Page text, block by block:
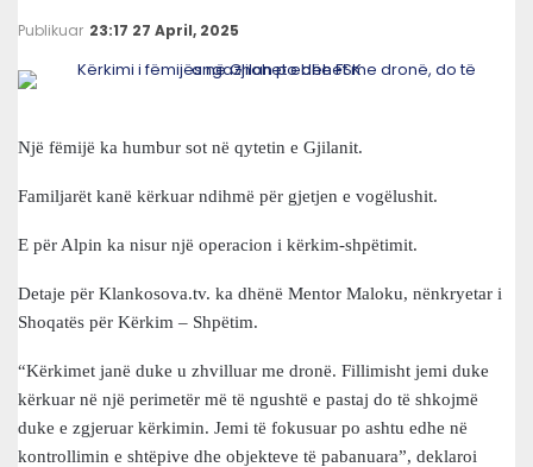
Publikuar 23:17 27 April, 2025
Një fëmijë ka humbur sot në qytetin e Gjilanit.
Familjarët kanë kërkuar ndihmë për gjetjen e vogëlushit.
E për Alpin ka nisur një operacion i kërkim-shpëtimit.
Detaje për Klankosova.tv. ka dhënë Mentor Maloku, nënkryetar i
Shoqatës për Kërkim – Shpëtim.
“Kërkimet janë duke u zhvilluar me dronë. Fillimisht jemi duke
kërkuar në një perimetër më të ngushtë e pastaj do të shkojmë
duke e zgjeruar kërkimin. Jemi të fokusuar po ashtu edhe në
kontrollimin e shtëpive dhe objekteve të pabanuara”, deklaroi